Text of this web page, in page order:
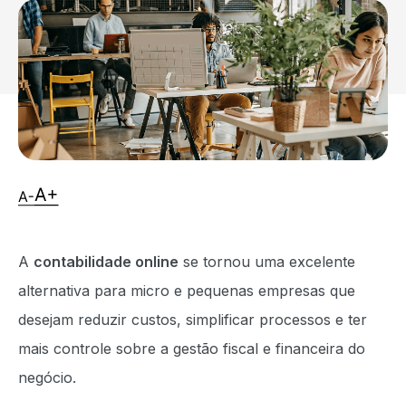
A contabilidade online se tornou uma excelente
alternativa para micro e pequenas empresas que
desejam reduzir custos, simplificar processos e ter
mais controle sobre a gestão fiscal e financeira do
negócio.